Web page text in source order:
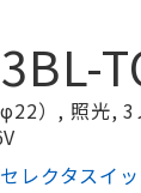
）, 照光,
レクタスイ